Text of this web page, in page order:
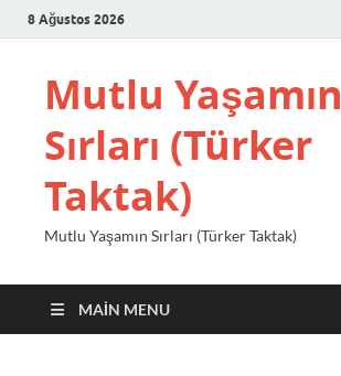
8 Ağustos 2026
Mutlu Yaşamın
Sırları (Türker
Taktak)
Mutlu Yaşamın Sırları (Türker Taktak)
MAIN MENU